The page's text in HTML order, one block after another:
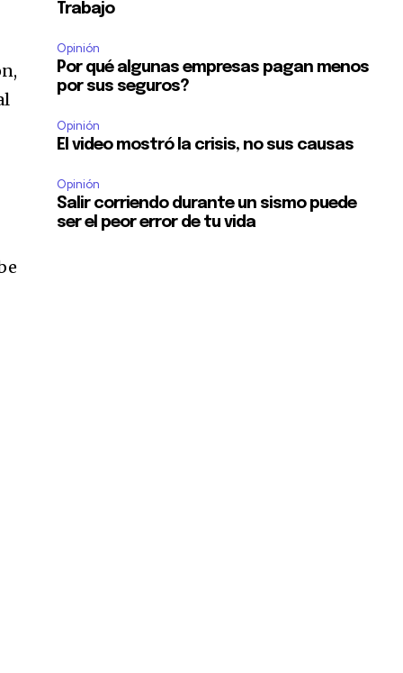
Trabajo
Opinión
Por qué algunas empresas pagan menos
por sus seguros?
Opinión
El video mostró la crisis, no sus causas
Opinión
Salir corriendo durante un sismo puede
ser el peor error de tu vida